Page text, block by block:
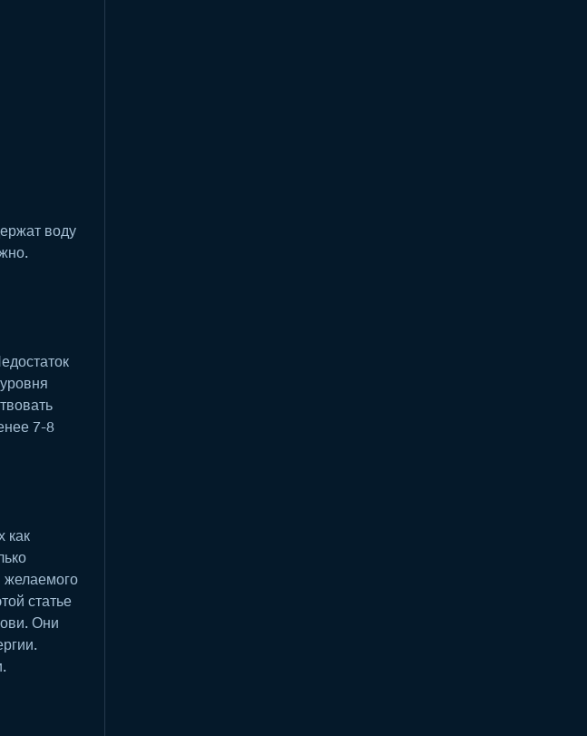
7-8
как
желаемого
статье
Они